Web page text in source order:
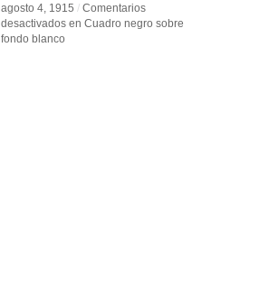
agosto 4, 1915 / Comentarios
desactivados en Cuadro negro sobre
fondo blanco
agosto 4, 1915 / Comentarios
desactivados en Cuadro negro sobre
fondo blanco